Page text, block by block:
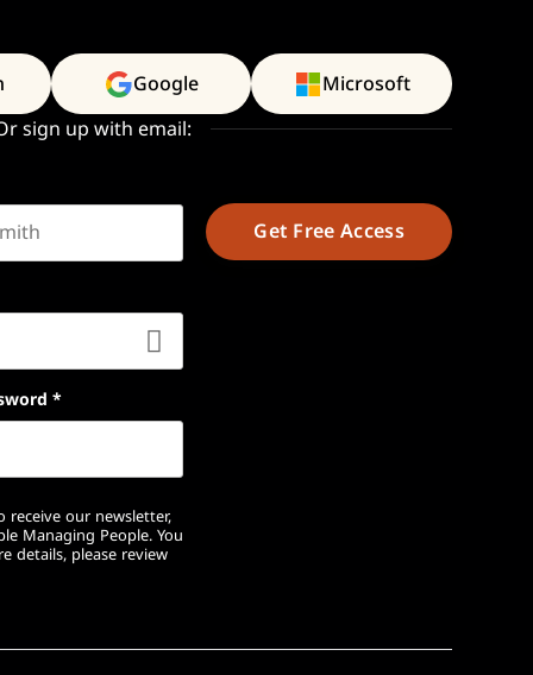
Google Microsoft
sign up with email:
*
our newsletter,
Managing People. You
details, please review